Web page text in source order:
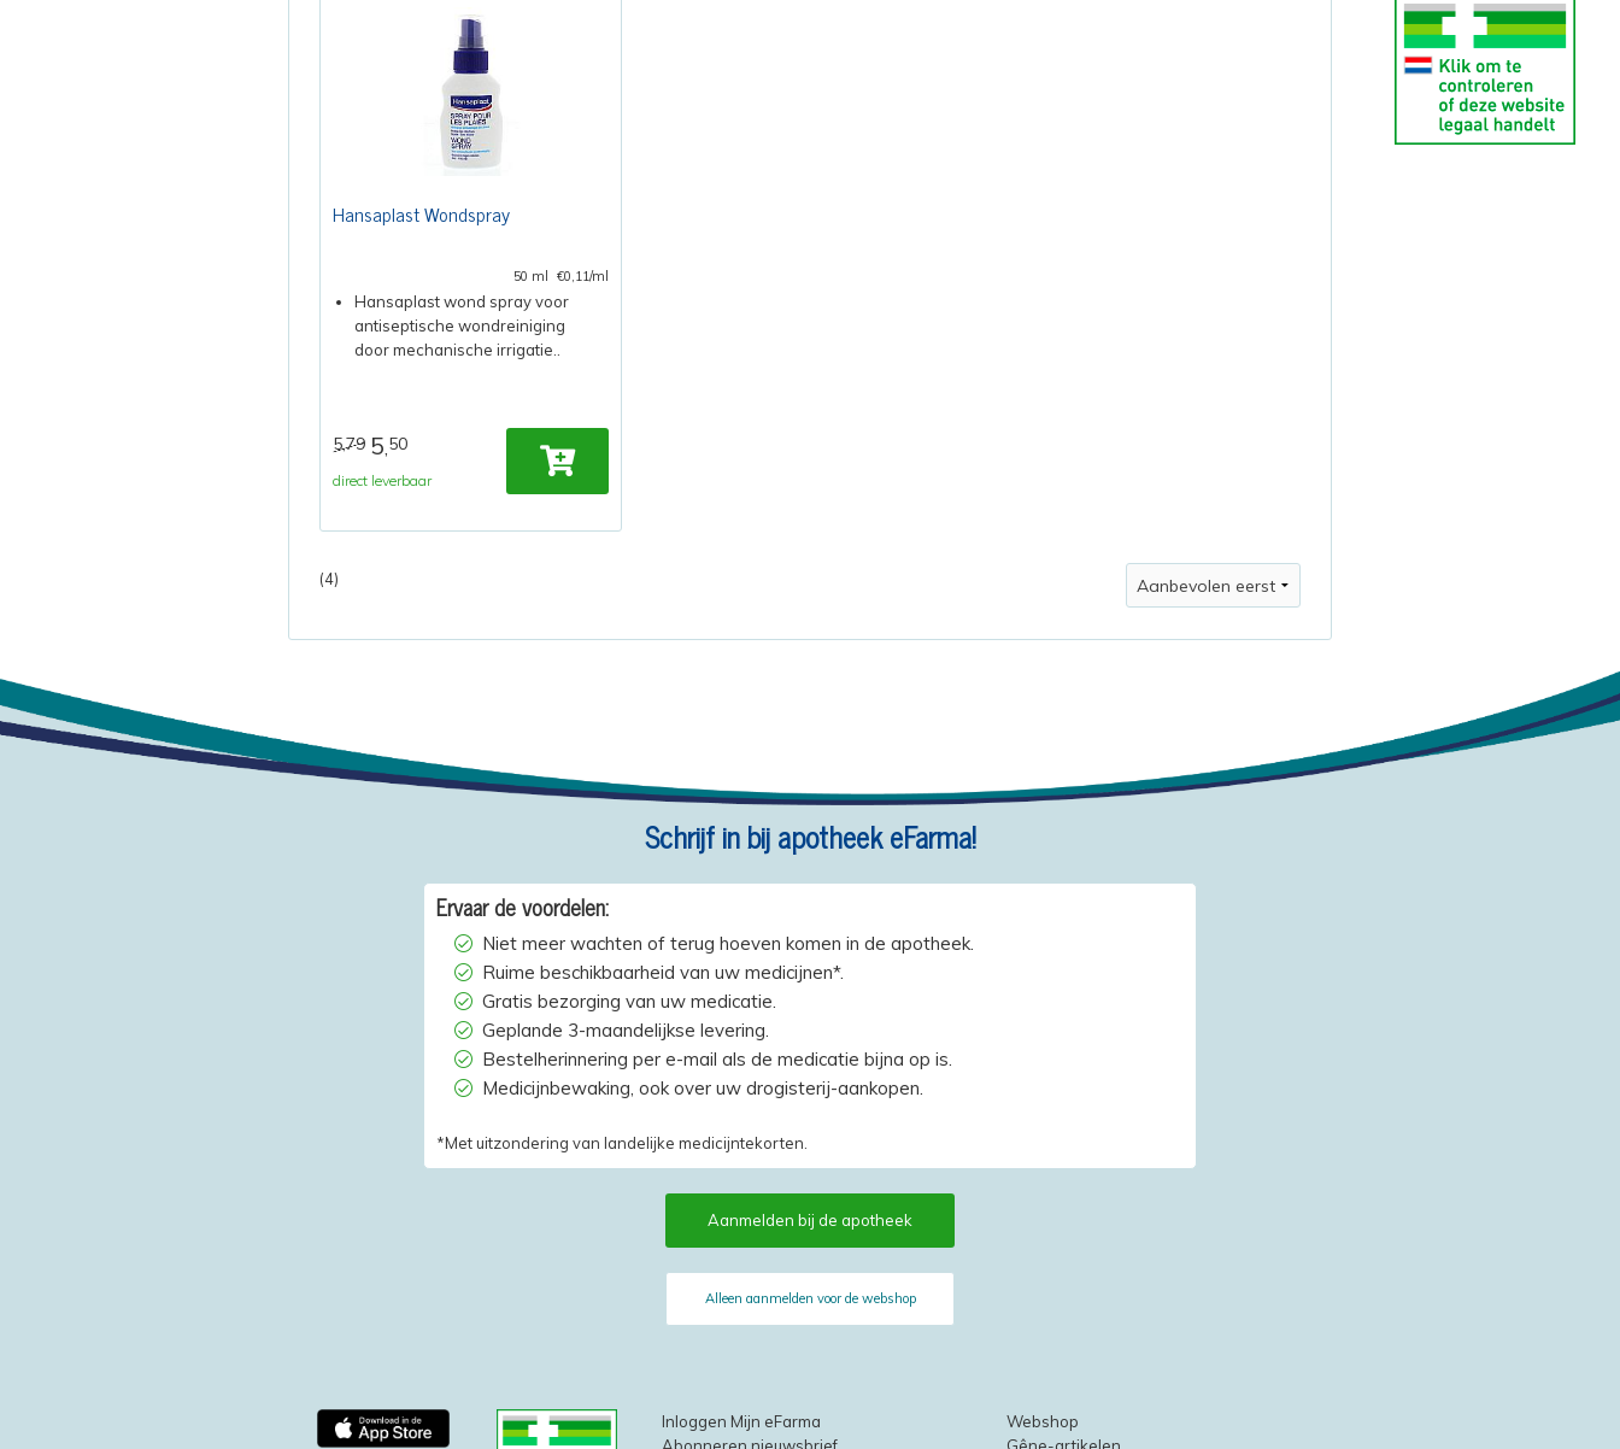
Hansaplast Wondspray
50 ml €0,11/ml
Hansaplast wond spray voor
antiseptische wondreiniging
door mechanische irrigatie..
5,79 5,50
direct leverbaar
(4)
Schrijf in bij apotheek eFarma!
Ervaar de voordelen:
Niet meer wachten of terug hoeven komen in de apotheek.
Ruime beschikbaarheid van uw medicijnen*.
Gratis bezorging van uw medicatie.
Geplande 3-maandelijkse levering.
Bestelherinnering per e-mail als de medicatie bijna op is.
Medicijnbewaking, ook over uw drogisterij-aankopen.
*Met uitzondering van landelijke medicijntekorten.
Aanmelden bij de apotheek
Alleen aanmelden voor de webshop
Inloggen Mijn eFarma
Webshop